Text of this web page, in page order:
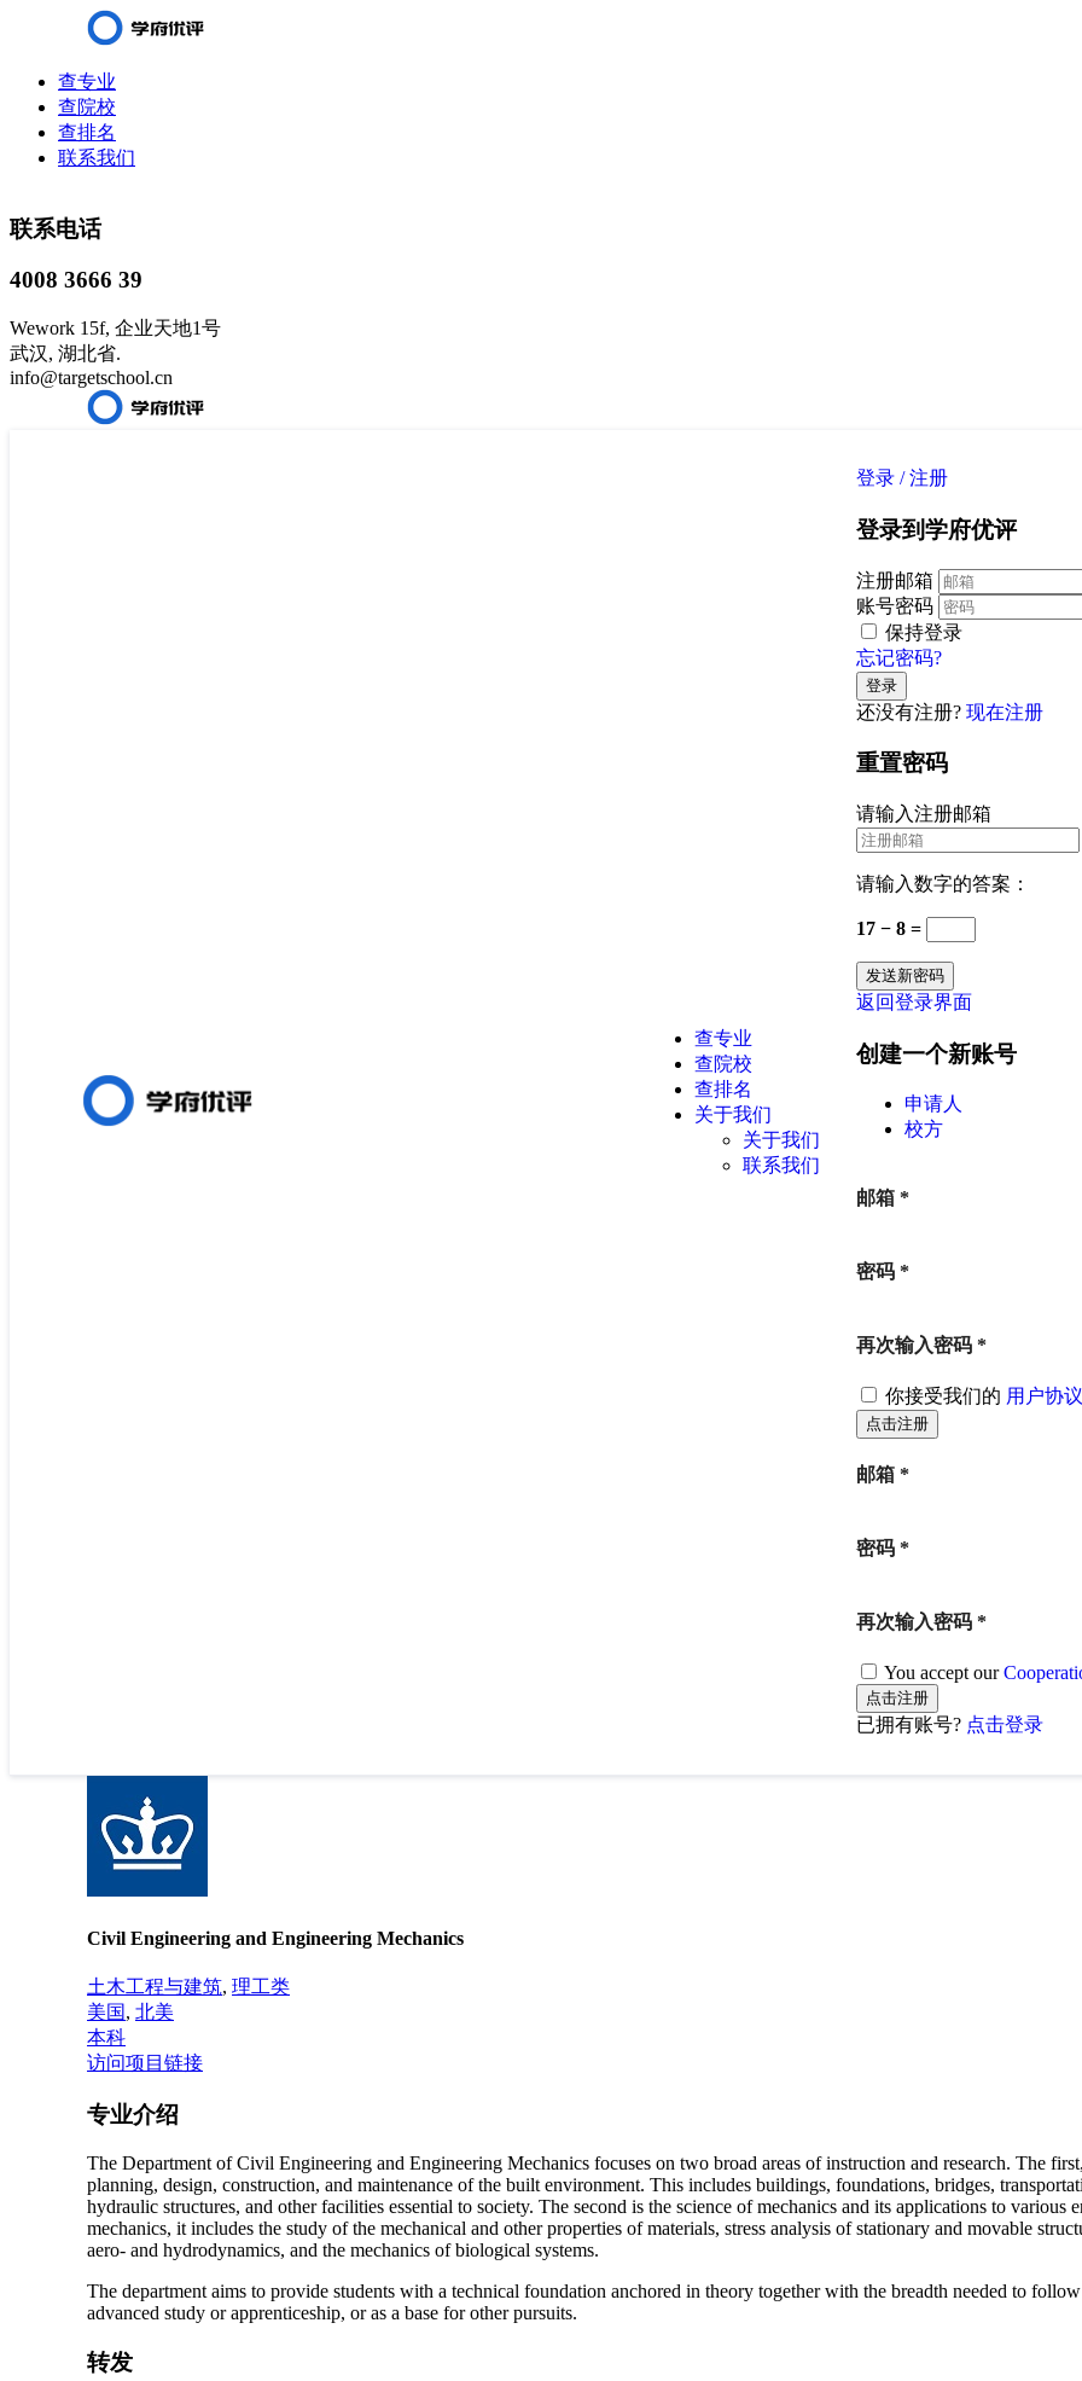
查专业
查院校
查排名
联系我们
联系电话
4008 3666 39
Wework 15f, 企业天地1号
武汉, 湖北省.
info@targetschool.cn
查专业
查院校
查排名
关于我们
关于我们
联系我们
登录 / 注册
登录到学府优评
注册邮箱
账号密码
保持登录
忘记密码?
还没有注册? 现在注册
重置密码
请输入注册邮箱
请输入数字的答案：
17 − 8 =
返回登录界面
创建一个新账号
申请人
校方
邮箱 *
密码 *
再次输入密码 *
你接受我们的 用户协议
邮箱 *
密码 *
再次输入密码 *
You accept our
已拥有账号? 点击登录
Civil Engineering and Engineering Mechanics
土木工程与建筑, 理工类
美国, 北美
本科
访问项目链接
专业介绍
The Department of Civil Engineering and Engineering Mechanics focuses on two broad areas of instruction and research. The
planning, design, construction, and maintenance of the built environment. This includes buildings, foundations, bridges,
hydraulic structures, and other facilities essential to society. The second is the science of mechanics and its applications to
mechanics, it includes the study of the mechanical and other properties of materials, stress analysis of stationary and movable
aero- and hydrodynamics, and the mechanics of biological systems.
The department aims to provide students with a technical foundation anchored in theory together with the breadth needed to
advanced study or apprenticeship, or as a base for other pursuits.
转发